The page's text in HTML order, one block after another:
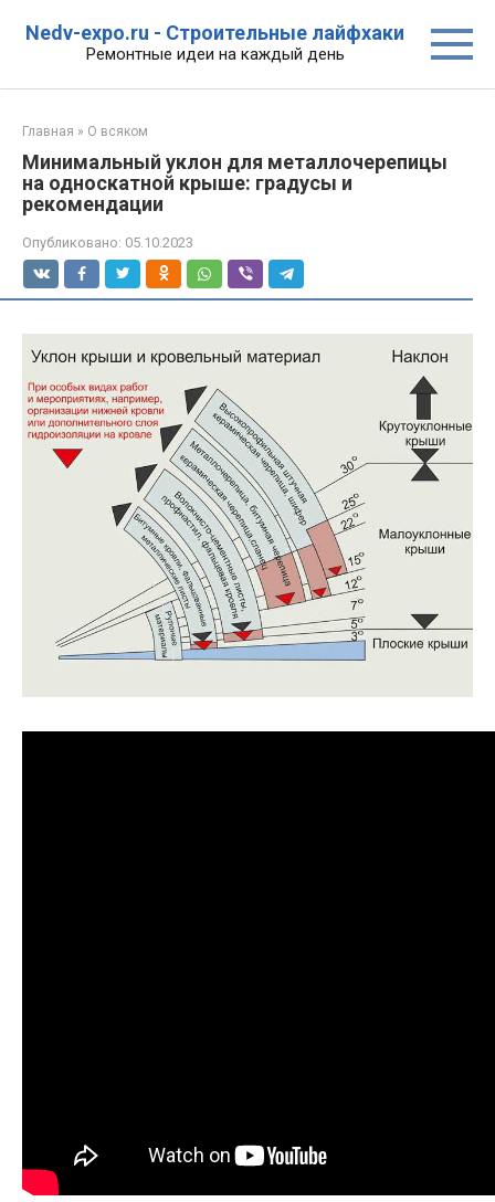
Nedv-expo.ru - Строительные лайфхаки
Ремонтные идеи на каждый день
Главная » О всяком
Минимальный уклон для металлочерепицы
на односкатной крыше: градусы и
рекомендации
Опубликовано: 05.10.2023